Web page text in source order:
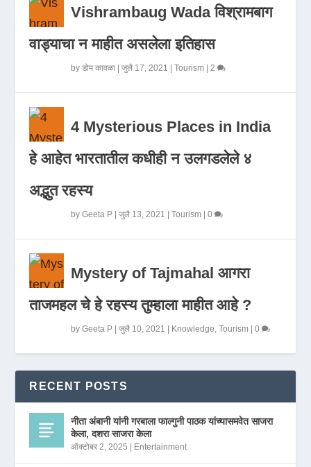
Vishrambaug Wada विश्रामबाग
वाड्याचा न माहीत असलेला इतिहास
byडोम कावळा |जुलै 17, 2021 |Tourism | 2
4 Mysterious Places in India
हे आहेत भारतातील कधीही न उलगडलेले ४
अद्भुत रहस्य
byGeeta P |जुलै 13, 2021 |Tourism |0
Mystery of Tajmahal आगरा
ताजमहल चे हे रहस्य तुम्हाला माहीत आहे ?
byGeeta P |जुलै 10, 2021 | Knowledge ,Tourism |0
RECENT POSTS
नीता अंबानी यांनी गरबाला फाल्गुनी पाठक यांच्यासमवेत साजरा
केला, दशरा साजरा केला
ऑक्टोबर 2, 2025 | Entertainment